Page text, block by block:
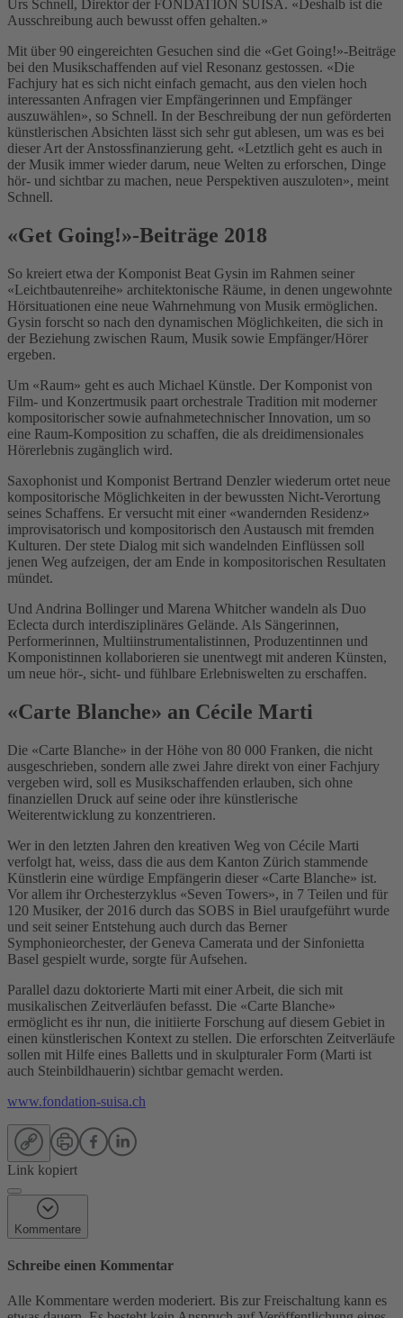
Urs Schnell, Direktor der FONDATION SUISA. «Deshalb ist die
Ausschreibung auch bewusst offen gehalten.»
Mit über 90 eingereichten Gesuchen sind die «Get Going!»-Beiträge
bei den Musikschaffenden auf viel Resonanz gestossen. «Die
Fachjury hat es sich nicht einfach gemacht, aus den vielen hoch
interessanten Anfragen vier Empfängerinnen und Empfänger
auszuwählen», so Schnell. In der Beschreibung der nun geförderten
künstlerischen Absichten lässt sich sehr gut ablesen, um was es bei
dieser Art der Anstossfinanzierung geht. «Letztlich geht es auch in
der Musik immer wieder darum, neue Welten zu erforschen, Dinge
hör- und sichtbar zu machen, neue Perspektiven auszuloten», meint
Schnell.
«Get Going!»-Beiträge 2018
So kreiert etwa der Komponist Beat Gysin im Rahmen seiner
«Leichtbautenreihe» architektonische Räume, in denen ungewohnte
Hörsituationen eine neue Wahrnehmung von Musik ermöglichen.
Gysin forscht so nach den dynamischen Möglichkeiten, die sich in
der Beziehung zwischen Raum, Musik sowie Empfänger/Hörer
ergeben.
Um «Raum» geht es auch Michael Künstle. Der Komponist von
Film- und Konzertmusik paart orchestrale Tradition mit moderner
kompositorischer sowie aufnahmetechnischer Innovation, um so
eine Raum-Komposition zu schaffen, die als dreidimensionales
Hörerlebnis zugänglich wird.
Saxophonist und Komponist Bertrand Denzler wiederum ortet neue
kompositorische Möglichkeiten in der bewussten Nicht-Verortung
seines Schaffens. Er versucht mit einer «wandernden Residenz»
improvisatorisch und kompositorisch den Austausch mit fremden
Kulturen. Der stete Dialog mit sich wandelnden Einflüssen soll
jenen Weg aufzeigen, der am Ende in kompositorischen Resultaten
mündet.
Und Andrina Bollinger und Marena Whitcher wandeln als Duo
Eclecta durch interdisziplinäres Gelände. Als Sängerinnen,
Performerinnen, Multiinstrumentalistinnen, Produzentinnen und
Komponistinnen kollaborieren sie unentwegt mit anderen Künsten,
um neue hör-, sicht- und fühlbare Erlebniswelten zu erschaffen.
«Carte Blanche» an Cécile Marti
Die «Carte Blanche» in der Höhe von 80 000 Franken, die nicht
ausgeschrieben, sondern alle zwei Jahre direkt von einer Fachjury
vergeben wird, soll es Musikschaffenden erlauben, sich ohne
finanziellen Druck auf seine oder ihre künstlerische
Weiterentwicklung zu konzentrieren.
Wer in den letzten Jahren den kreativen Weg von Cécile Marti
verfolgt hat, weiss, dass die aus dem Kanton Zürich stammende
Künstlerin eine würdige Empfängerin dieser «Carte Blanche» ist.
Vor allem ihr Orchesterzyklus «Seven Towers», in 7 Teilen und für
120 Musiker, der 2016 durch das SOBS in Biel uraufgeführt wurde
und seit seiner Entstehung auch durch das Berner
Symphonieorchester, der Geneva Camerata und der Sinfonietta
Basel gespielt wurde, sorgte für Aufsehen.
Parallel dazu doktorierte Marti mit einer Arbeit, die sich mit
musikalischen Zeitverläufen befasst. Die «Carte Blanche»
ermöglicht es ihr nun, die initiierte Forschung auf diesem Gebiet in
einen künstlerischen Kontext zu stellen. Die erforschten Zeitverläufe
sollen mit Hilfe eines Balletts und in skulpturaler Form (Marti ist
auch Steinbildhauerin) sichtbar gemacht werden.
www.fondation-suisa.ch
Link kopiert
Kommentare
Schreibe einen Kommentar
Alle Kommentare werden moderiert. Bis zur Freischaltung kann es